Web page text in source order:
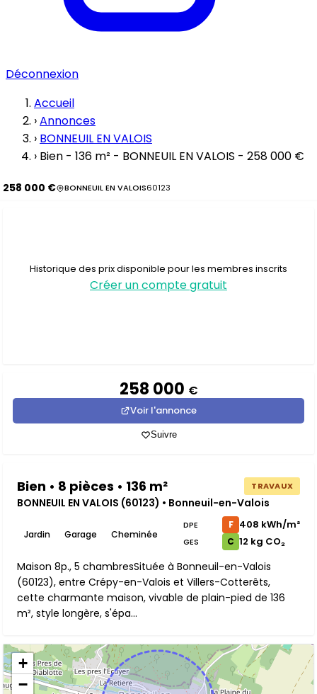
Déconnexion
Accueil
›Annonces
› BONNEUIL EN VALOIS
› Bien - 136 m² - BONNEUIL EN VALOIS - 258 000 €
258 000 € BONNEUIL EN VALOIS60123
Historique des prix disponible pour les membres inscrits
Créer un compte gratuit
258 000 €
Voir l'annonce
Suivre
Bien • 8 pièces • 136 m² TRAVAUX
BONNEUIL EN VALOIS (60123) • Bonneuil-en-Valois
Jardin Garage Cheminée
DPE F 408 kWh/m²
GES C 12 kg CO₂
Maison 8p., 5 chambresSituée à Bonneuil-en-Valois
(60123), entre Crépy-en-Valois et Villers-Cotterêts,
cette charmante maison, vivable de plain-pied de 136
m², style longère, s'épa...
+
−